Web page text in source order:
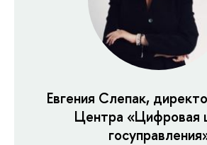
Евгения Слепак,
Центра «Цифровая